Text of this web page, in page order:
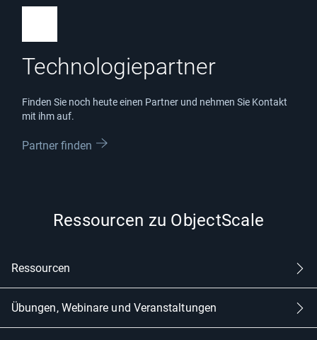
Technologiepartner
Finden Sie noch heute einen Partner und nehmen Sie Kontakt
mit ihm auf.
Partner finden
Ressourcen zu ObjectScale
Ressourcen zu ObjectScale
Ressourcen
Übungen, Webinare und Veranstaltungen
Übungen, Webinare und Veranstaltungen